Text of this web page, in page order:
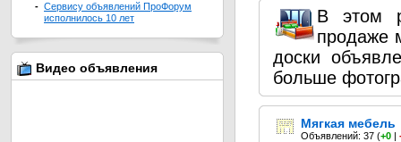
В этом
продаже
доски
больше
Мягкая мебель
Объявлений: 37 (+0 |
- Сервису объявлений ПроФорум
исполнилось 10 лет
Видео объявления